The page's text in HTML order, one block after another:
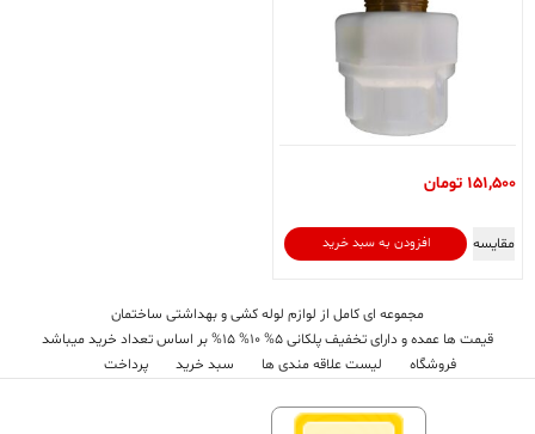
151,500 تومان
افزودن به سبد خرید مقایسه
مجموعه ای کامل از لوازم لوله کشی و بهداشتی ساختمان
قیمت ها عمده و دارای تخفیف پلکانی 5% 10% 15% بر اساس تعداد خرید میباشد
فروشگاه
لیست علاقه مندی ها سبد خرید پرداخت